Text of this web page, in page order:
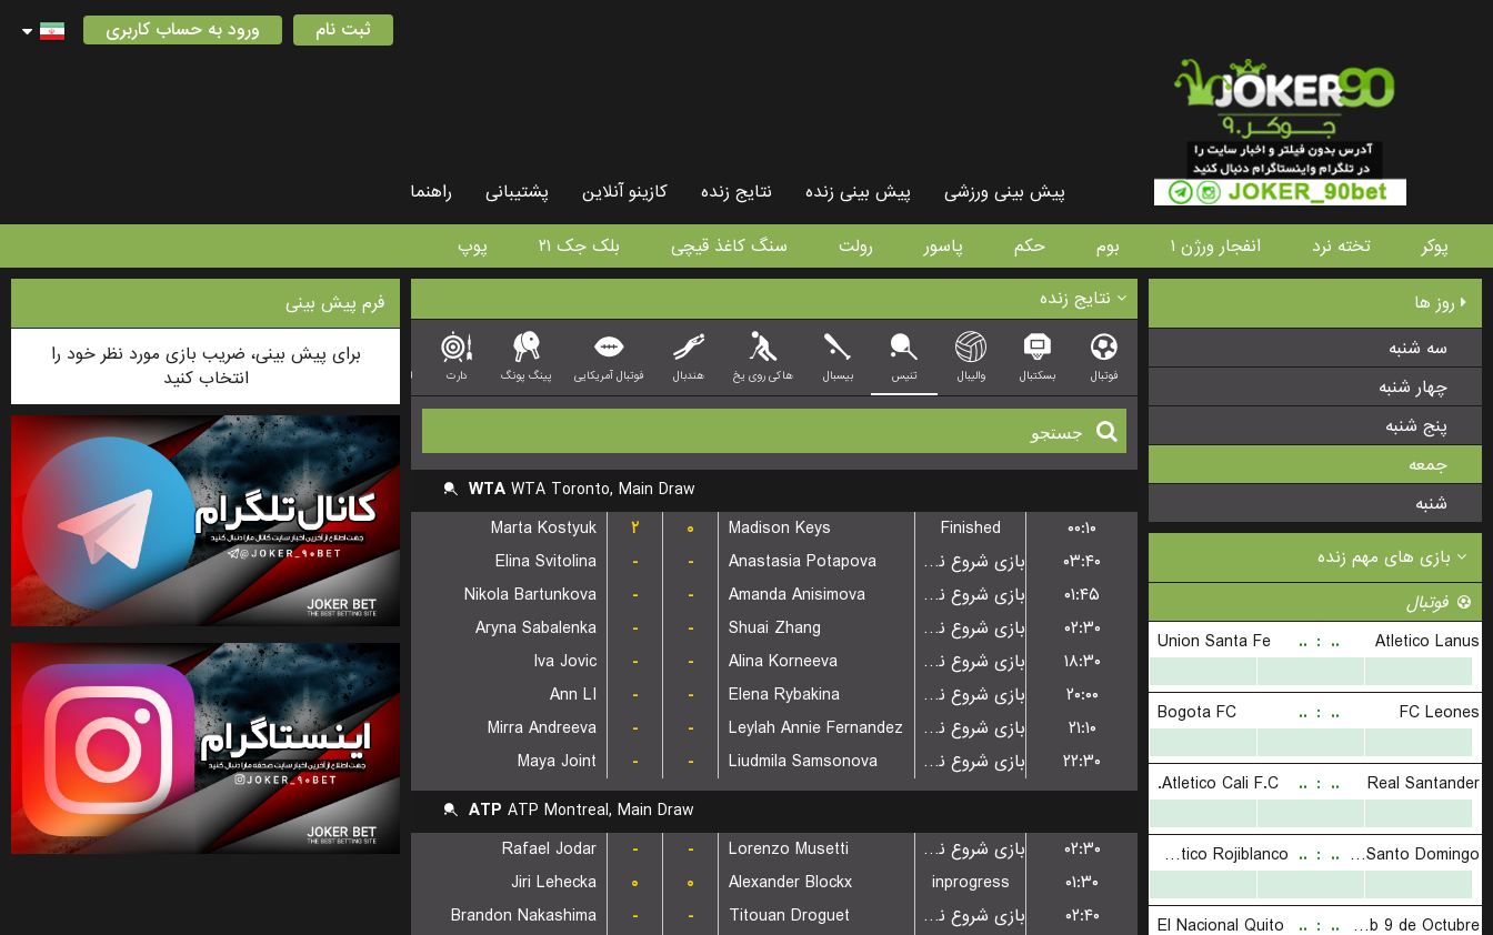
ثبت نام ورود به حساب کاربری
پیش بینی ورزشی پیش بینی زنده نتایج زنده کازینو آنلاین پشتیبانی راهنما
پوکر تخته نرد انفجار ورژن ۱ بوم حکم پاسور رولت سنگ کاغذ قیچی بلک جک ۲۱ پوپ
روز ها
سه شنبه
چهار شنبه
پنج شنبه
جمعه
شنبه
نتایج زنده
فوتبال بسکتبال والیبال تنیس بیسبال هاکی روی یخ هندبال فوتبال آمریکایی پینگ پونگ دارت لیگ فوتبال استرالیایی لیگ آف لجندز (LEAGUE OF LEGEND)
WTA WTA Toronto, Main Draw
Marta Kostyuk
۲ ۰ Madison Keys Finished
۰۰:۱۰
Elina Svitolina
- - Anastasia Potapova بازی شروع نشده است
۰۳:۴۰
Nikola Bartunkova
- - Amanda Anisimova بازی شروع نشده است
۰۱:۴۵
Aryna Sabalenka
- - Shuai Zhang بازی شروع نشده است
۰۲:۳۰
Iva Jovic
- - Alina Korneeva بازی شروع نشده است
۱۸:۳۰
Ann LI
- - Elena Rybakina بازی شروع نشده است
۲۰:۰۰
Mirra Andreeva
- - Leylah Annie Fernandez بازی شروع نشده است
۲۱:۱۰
Maya Joint
- - Liudmila Samsonova بازی شروع نشده است
۲۲:۳۰
ATP ATP Montreal, Main Draw
Rafael Jodar
- - Lorenzo Musetti بازی شروع نشده است
۰۲:۳۰
Jiri Lehecka
۰ ۰ Alexander Blockx inprogress
۰۱:۳۰
Brandon Nakashima
- - Titouan Droguet بازی شروع نشده است
۰۲:۴۰
فرم پیش بینی
برای پیش بینی، ضریب بازی مورد نظر خود را
انتخاب کنید